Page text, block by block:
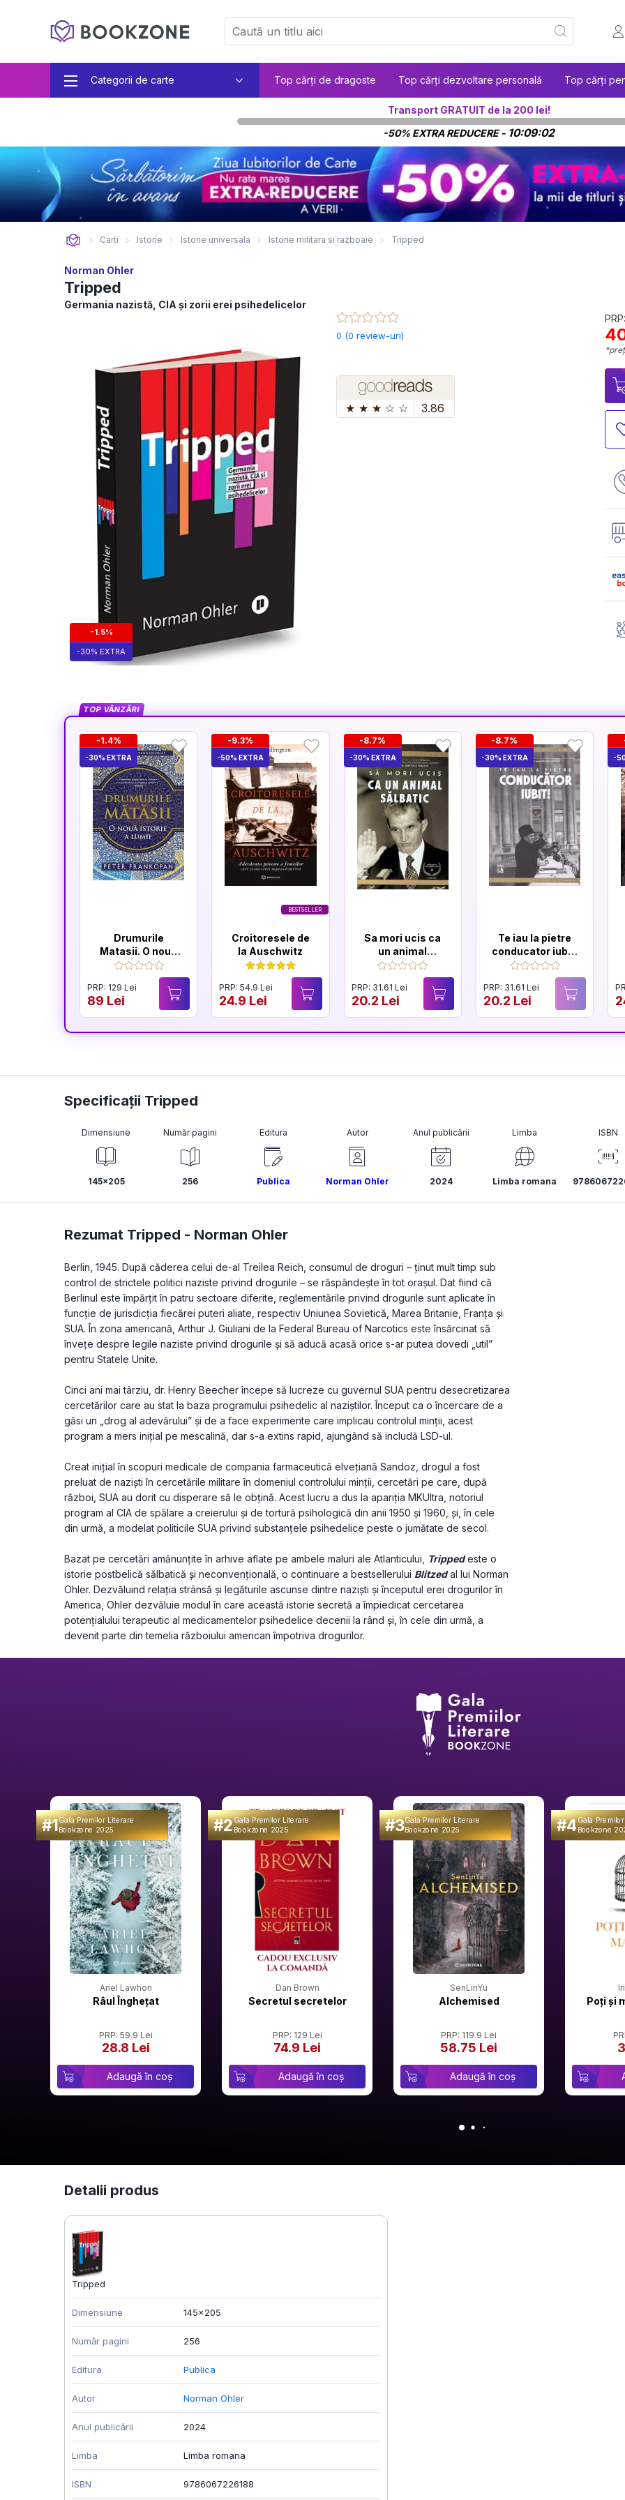
Categorii de carte Top cărți de dragoste Top cărți dezvoltare personală Top cărți
Transport GRATUIT de la 200 lei!
-50% EXTRA REDUCERE - 10:09:01
Carti Istorie Istorie universala Istorie militara si razboaie Tripped
Norman Ohler
Tripped
Germania nazistă, CIA și zorii erei psihedelicelor
-1.5%
-30% EXTRA
0 (0 review-uri)
★ ★ ★ ☆ ☆ 3.86
TOP VÂNZĂRI
-1.4%
-30% EXTRA
Drumurile
Matasii. O noua
istorie a lumii
PRP: 129 Lei
89 Lei
BESTSELLER
-9.3%
-50% EXTRA
Croitoresele de
la Auschwitz
PRP: 54.9 Lei
24.9 Lei
-8.7%
-30% EXTRA
Sa mori ucis ca
un animal
salbatic. Seria
Sfarsitul
Ceausestilor
Vol.2
PRP: 31.61 Lei
20.2 Lei
-8.7%
-30% EXTRA
Te iau la pietre
conducator iubit.
Seria Sfarsitul
Ceausestilor
Vol.1
PRP: 31.61 Lei
20.2 Lei
-
Specificații Tripped
Dimensiune
145x205
Număr pagini
256
Editura
Publica
Autor
Norman Ohler
Anul publicării
2024
Limba
Limba romana
ISBN
Rezumat Tripped - Norman Ohler
Berlin, 1945. După căderea celui de-al Treilea Reich, consumul de droguri – ținut mult timp sub
control de strictele politici naziste privind drogurile – se răspândește în tot orașul. Dat fiind că
Berlinul este împărțit în patru sectoare diferite, reglementările privind drogurile sunt aplicate în
funcție de jurisdicția fiecărei puteri aliate, respectiv Uniunea Sovietică, Marea Britanie, Franța și
SUA. În zona americană, Arthur J. Giuliani de la Federal Bureau of Narcotics este însărcinat să
învețe despre legile naziste privind drogurile și să aducă acasă orice s-ar putea dovedi „util”
pentru Statele Unite.
Cinci ani mai târziu, dr. Henry Beecher începe să lucreze cu guvernul SUA pentru desecretizarea
cercetărilor care au stat la baza programului psihedelic al naziștilor. Început ca o încercare de a
găsi un „drog al adevărului” și de a face experimente care implicau controlul minții, acest
program a mers inițial pe mescalină, dar s-a extins rapid, ajungând să includă LSD-ul.
Creat inițial în scopuri medicale de compania farmaceutică elvețiană Sandoz, drogul a fost
preluat de naziști în cercetările militare în domeniul controlului minții, cercetări pe care, după
război, SUA au dorit cu disperare să le obțină. Acest lucru a dus la apariția MKUltra, notoriul
program al CIA de spălare a creierului și de tortură psihologică din anii 1950 și 1960, și, în cele
din urmă, a modelat politicile SUA privind substanțele psihedelice peste o jumătate de secol.
Bazat pe cercetări amănunțite în arhive aflate pe ambele maluri ale Atlanticului, Tripped este o
istorie postbelică sălbatică și neconvențională, o continuare a bestsellerului Blitzed al lui Norman
Ohler. Dezvăluind relația strânsă și legăturile ascunse dintre naziști și începutul erei drogurilor în
America, Ohler dezvăluie modul în care această istorie secretă a împiedicat cercetarea
potențialului terapeutic al medicamentelor psihedelice decenii la rând și, în cele din urmă, a
devenit parte din temelia războiului american împotriva drogurilor.
#1Gala Premilor Literare
Bookzone 2025
Ariel Lawhon
Râul Înghețat
PRP: 59.9 Lei
28.8 Lei
Adaugă în coș
#2Gala Premilor Literare
Bookzone 2025
Dan Brown
Secretul secretelor
PRP: 129 Lei
74.9 Lei
Adaugă în coș
#3Gala Premilor Literare
Bookzone 2025
SenLinYu
Alchemised
PRP: 119.9 Lei
58.75 Lei
Adaugă în coș
#4Gala
Bookzone
Poți și
Detalii produs
Tripped
Dimensiune 145x205
Număr pagini 256
Editura Publica
Autor Norman Ohler
Anul publicării 2024
Limba Limba romana
ISBN 9786067226188